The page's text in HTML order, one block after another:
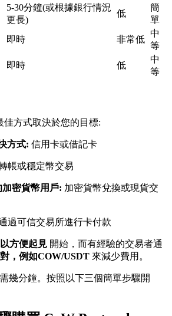
行
跟單分傭
5-30分鐘(或根據銀行情況
更長)
低
簡
單
即時 非常低
中
等
即時 低
中
等
佳方式取決於您的目標:
方式: 信用卡或借記卡
帳或穩定幣交易
密貨幣用戶: 加密貨幣兌換或現貨交
過可信交易所進行卡付款
方便起見 開始，而有經驗的交易者通
，例如COW/USDT 來減少費用。
幾分鐘。按照以下三個簡單步驟開